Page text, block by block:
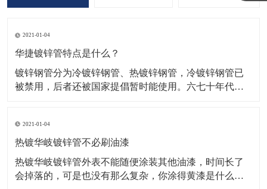
2021-01-04
华捷镀锌管特点是什么？
镀锌钢管分为冷镀锌钢管、热镀锌钢管，冷镀锌钢管已
被禁用，后者还被国家提倡暂时能使用。六七十年代，
华捷镀锌管可以避免任何的腐蚀溶液的接触钢基体，保
护钢基体的腐蚀。在一般的氛围，在薄薄的一层致密的
2021-01-04
热镀华岐镀锌管不必刷油漆
热镀华岐镀锌管外表不能随便涂装其他油漆，时间长了
会掉落的，可是也没有那么复杂，你涂得黄漆是什么漆